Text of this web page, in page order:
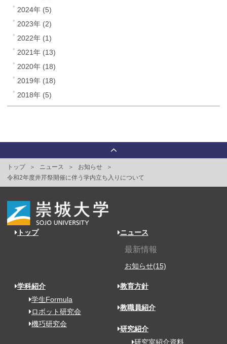
2024年 (5)
2023年 (2)
2022年 (1)
2021年 (13)
2020年 (18)
2019年 (18)
2018年 (5)
トップ ニュース
お知らせ
令和2年度井芹祭開催に伴う学内立ち入りについて
トップ ニュース
最新情報
お知らせ(15)
学科紹介
学生Formula
ロボット研究会
機巧研究会
教育方針
教職員紹介
研究紹介
研究室紹介資料